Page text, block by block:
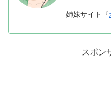
姉妹サイト『
スポン